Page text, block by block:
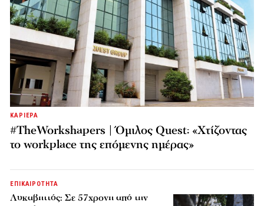
ΚΑΡΙΕΡΑ
#TheWorkshapers | Όμιλος Quest: «Χτίζοντας
το workplace της επόμενης ημέρας»
ΕΠΙΚΑΙΡΟΤΗΤΑ
Λυκαβηττός: Σε 57χρονη από την